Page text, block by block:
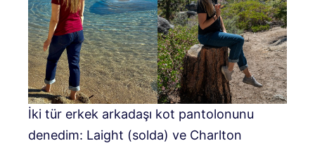
İki tür erkek arkadaşı kot pantolonunu
denedim: Laight (solda) ve Charlton